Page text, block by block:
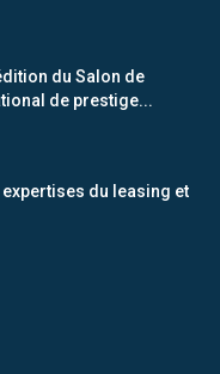
du Salon de
de prestige...
du leasing et